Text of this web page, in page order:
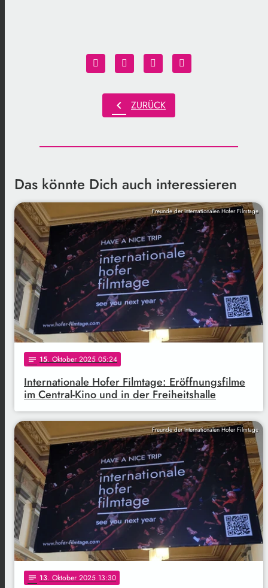
chevron_left ZURÜCK
Das könnte Dich auch interessieren
Freunde der Internationalen Hofer Filmtage
notes 15. Oktober 2025 05:24
Internationale Hofer Filmtage: Eröffnungsfilme
im Central-Kino und in der Freiheitshalle
Freunde der Internationalen Hofer Filmtage
notes 13. Oktober 2025 13:30